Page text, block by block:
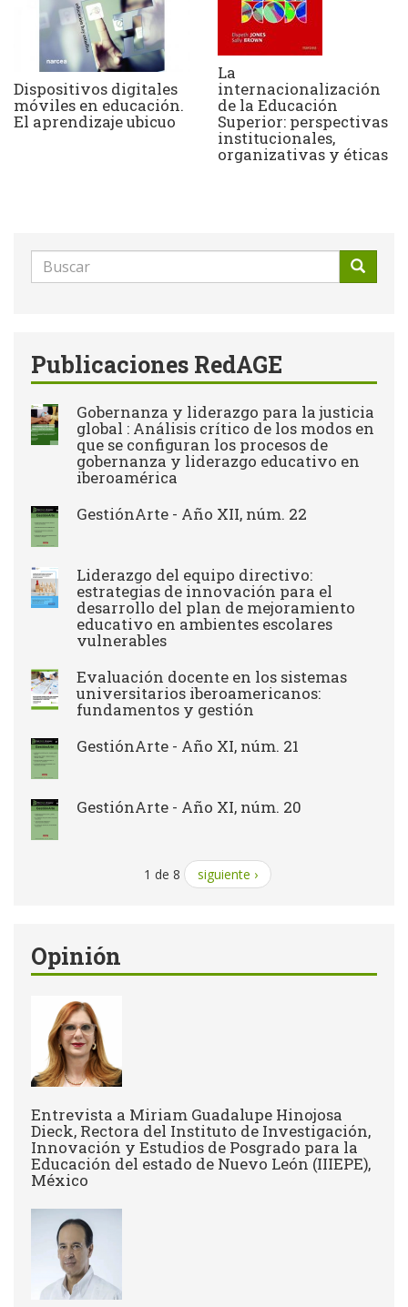
Dispositivos digitales
móviles en educación.
El aprendizaje ubicuo
La
internacionalización
de la Educación
Superior: perspectivas
institucionales,
organizativas y éticas
Formulario
de
Publicaciones RedAGE
Gobernanza y liderazgo para la justicia
global : Análisis crítico de los modos en
que se configuran los procesos de
gobernanza y liderazgo educativo en
iberoamérica
GestiónArte - Año XII, núm. 22
Liderazgo del equipo directivo:
estrategias de innovación para el
desarrollo del plan de mejoramiento
educativo en ambientes escolares
vulnerables
Evaluación docente en los sistemas
universitarios iberoamericanos:
fundamentos y gestión
GestiónArte - Año XI, núm. 21
GestiónArte - Año XI, núm. 20
1 de 8 siguiente ›
Opinión
Entrevista a Miriam Guadalupe Hinojosa
Dieck, Rectora del Instituto de Investigación,
Innovación y Estudios de Posgrado para la
Educación del estado de Nuevo León (IIIEPE),
México